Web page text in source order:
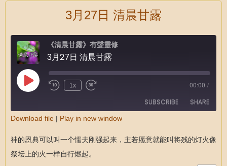
3月27日 清晨甘露
《清晨甘露》有聲靈修
3月27日 清晨甘露
1x 00:00 /
SUBSCRIBE SHARE
RSS FEED
LINK
Download file | Play in new window
神的恩典可以叫一个懦夫刚强起来，主若愿意就能叫将残的灯火像
祭坛上的火一样自行燃起。